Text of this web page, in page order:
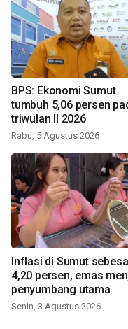
BPS: Ekonomi Sumut
tumbuh 5,06 persen
triwulan II 2026
Rabu, 5 Agustus 2026
Inflasi di Sumut
4,20 persen, emas
penyumbang utama
Senin, 3 Agustus 2026